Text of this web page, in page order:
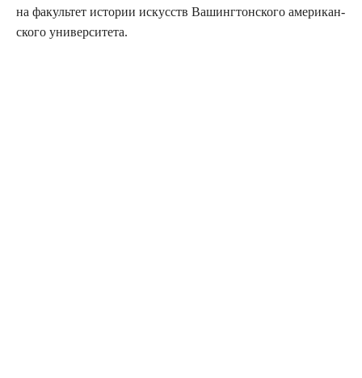
на факуль­тет исто­рии искусств Вашинг­тон­ско­го аме­ри­кан­
ско­го университета.